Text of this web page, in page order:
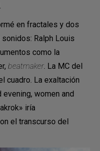
en fractales y dos
Ralph Louis
como la
beatmaker. La MC del
cuadro. La exaltación
women and
iría
el transcurso del